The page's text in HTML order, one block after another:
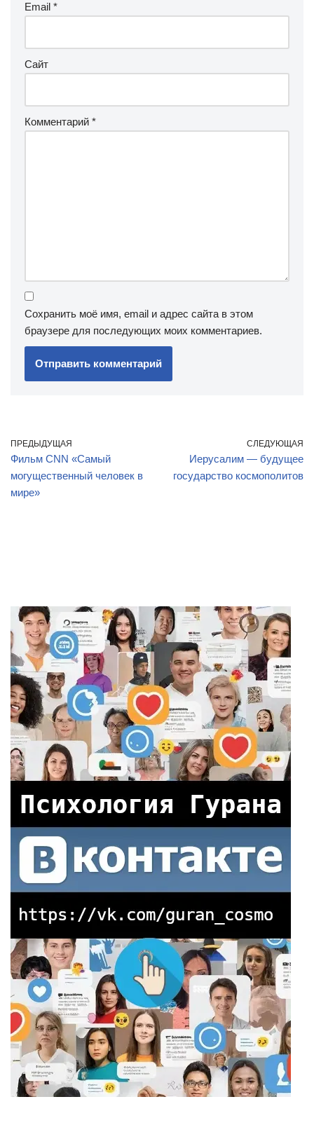
Email *
Сайт
Комментарий *
Сохранить моё имя, email и адрес сайта в этом
браузере для последующих моих комментариев.
ПРЕДЫДУЩАЯ
Фильм CNN «Самый
могущественный человек в
мире»
СЛЕДУЮЩАЯ
Иерусалим — будущее
государство космополитов